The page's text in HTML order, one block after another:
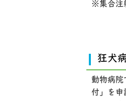
※集合注
狂犬
動物病院
付」を申